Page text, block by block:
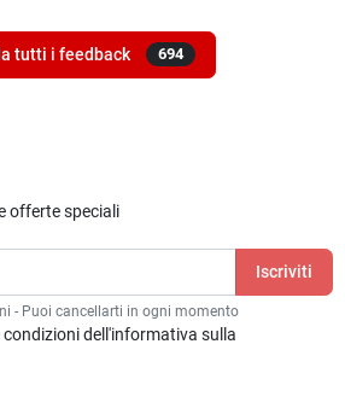
tutti i feedback 694
offerte speciali
- Puoi cancellarti in ogni momento
condizioni dell'informativa sulla